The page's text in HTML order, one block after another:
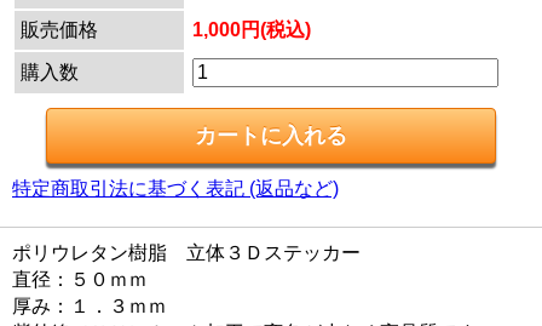
販売価格
1,000円(税込)
購入数
特定商取引法に基づく表記 (返品など)
ポリウレタン樹脂 立体３Ｄステッカー
直径：５０ｍｍ
厚み：１．３ｍｍ